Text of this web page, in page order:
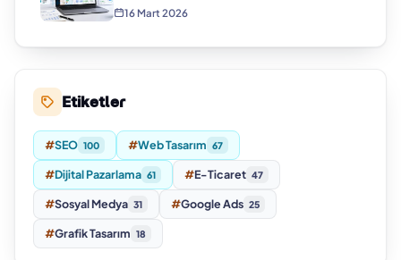
16 Mart 2026
Etiketler
#SEO 100 #Web Tasarım 67
#Dijital Pazarlama 61 #E-Ticaret 47
#Sosyal Medya 31 #Google Ads 25
#Grafik Tasarım 18